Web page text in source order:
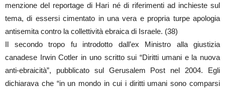
menzione del reportage di Hari né di riferimenti ad inchieste sul
tema, di essersi cimentato in una vera e propria turpe apologia
antisemita contro la collettività ebraica di Israele. (38)
Il secondo tropo fu introdotto dall’ex Ministro alla giustizia
canadese Irwin Cotler in uno scritto sui “Diritti umani e la nuova
anti-ebraicità”, pubblicato sul Gerusalem Post nel 2004. Egli
dichiarava che “in un mondo in cui i diritti umani sono comparsi